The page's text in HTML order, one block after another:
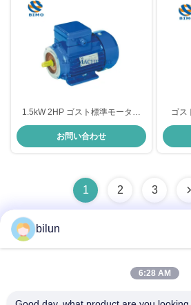
1.5kW 2HP ゴスト標準モーター
B3 3相ACインダクション電動モー
ター
お問い合わせ
ゴス
7.5kw
1 2 3
bilun
6:28 AM